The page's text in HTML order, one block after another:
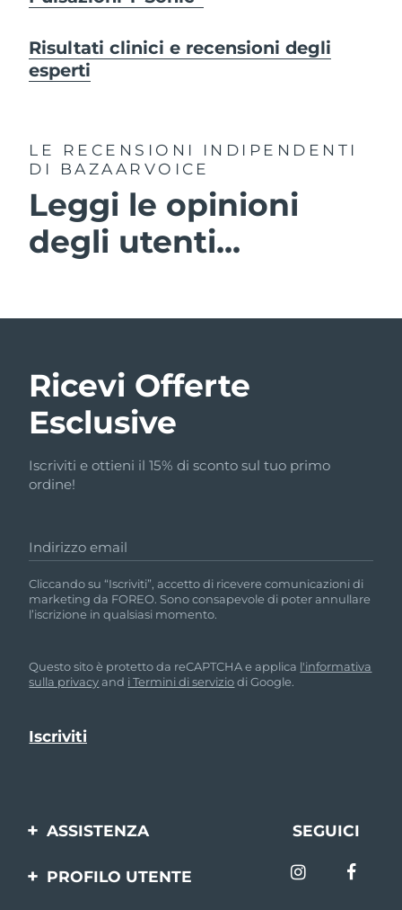
Risultati clinici e recensioni degli
esperti
LE RECENSIONI INDIPENDENTI
DI BAZAARVOICE
Leggi le opinioni
degli utenti...
Ricevi Offerte
Esclusive
Iscriviti e ottieni il 15% di sconto sul tuo primo
ordine!
Indirizzo email
Cliccando su “Iscriviti”, accetto di ricevere comunicazioni di
marketing da FOREO. Sono consapevole di poter annullare
l’iscrizione in qualsiasi momento.
Questo sito è protetto da reCAPTCHA e applica l'informativa
sulla privacyand i Termini di serviziodi Google.
ASSISTENZA
Contattaci
SEGUICI
PROFILO UTENTE